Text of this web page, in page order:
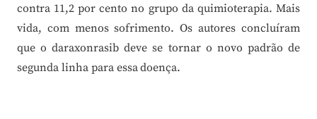
contra 11,2 por cento no grupo da quimioterapia. Mais
vida, com menos sofrimento. Os autores concluíram
que o daraxonrasib deve se tornar o novo padrão de
segunda linha para essa doença.